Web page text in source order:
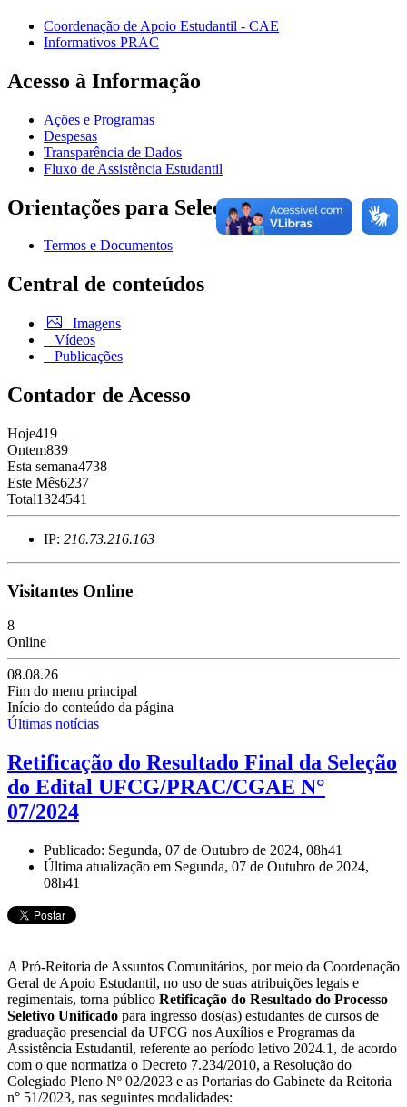
Coordenação de Apoio Estudantil - CAE
Informativos PRAC
Acesso à Informação
Ações e Programas
Despesas
Transparência de Dados
Fluxo de Assistência Estudantil
Orientações para Seleção
Termos e Documentos
Central de conteúdos
Imagens
Vídeos
Publicações
Contador de Acesso
Hoje419
Ontem839
Esta semana4738
Este Mês6237
Total1324541
IP: 216.73.216.163
Visitantes Online
8
Online
08.08.26
Fim do menu principal
Início do conteúdo da página
Últimas notícias
Retificação do Resultado Final da Seleção
do Edital UFCG/PRAC/CGAE N°
07/2024
Publicado: Segunda, 07 de Outubro de 2024, 08h41
Última atualização em Segunda, 07 de Outubro de 2024,
08h41
A Pró-Reitoria de Assuntos Comunitários, por meio da Coordenação
Geral de Apoio Estudantil, no uso de suas atribuições legais e
regimentais, torna público Retificação do Resultado do Processo
Seletivo Unificado para ingresso dos(as) estudantes de cursos de
graduação presencial da UFCG nos Auxílios e Programas da
Assistência Estudantil, referente ao período letivo 2024.1, de acordo
com o que normatiza o Decreto 7.234/2010, a Resolução do
Colegiado Pleno Nº 02/2023 e as Portarias do Gabinete da Reitoria
n° 51/2023, nas seguintes modalidades: